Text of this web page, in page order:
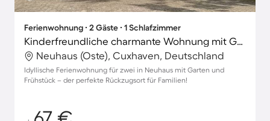
Ferienwohnung ∙ 2 Gäste ∙ 1 Schlafzimmer
Kinderfreundliche charmante Wohnung mit Grill, Garten und Terrasse
Neuhaus (Oste), Cuxhaven, Deutschland
Idyllische Ferienwohnung für zwei in Neuhaus mit Garten und
Frühstück – der perfekte Rückzugsort für Familien!